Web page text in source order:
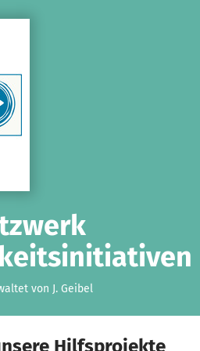
von J. Geibel
Hilfsprojekte